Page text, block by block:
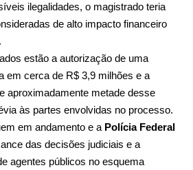
ilegalidades, o magistrado teria
de alto impacto financeiro
estão a autorização de uma
em cerca de R$ 3,9 milhões e a
aproximadamente metade desse
às partes envolvidas no processo.
em andamento e a Polícia Federal
das decisões judiciais e a
agentes públicos no esquema